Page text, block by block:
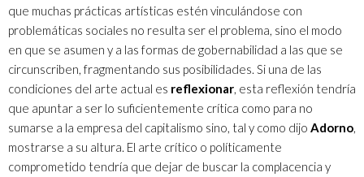
que muchas prácticas artísticas estén vinculándose con
problemáticas sociales no resulta ser el problema, sino el modo
en que se asumen y a las formas de gobernabilidad a las que se
circunscriben, fragmentando sus posibilidades. Si una de las
condiciones del arte actual es reflexionar, esta reflexión tendría
que apuntar a ser lo suficientemente crítica como para no
sumarse a la empresa del capitalismo sino, tal y como dijo Adorno,
mostrarse a su altura. El arte crítico o políticamente
comprometido tendría que dejar de buscar la complacencia y